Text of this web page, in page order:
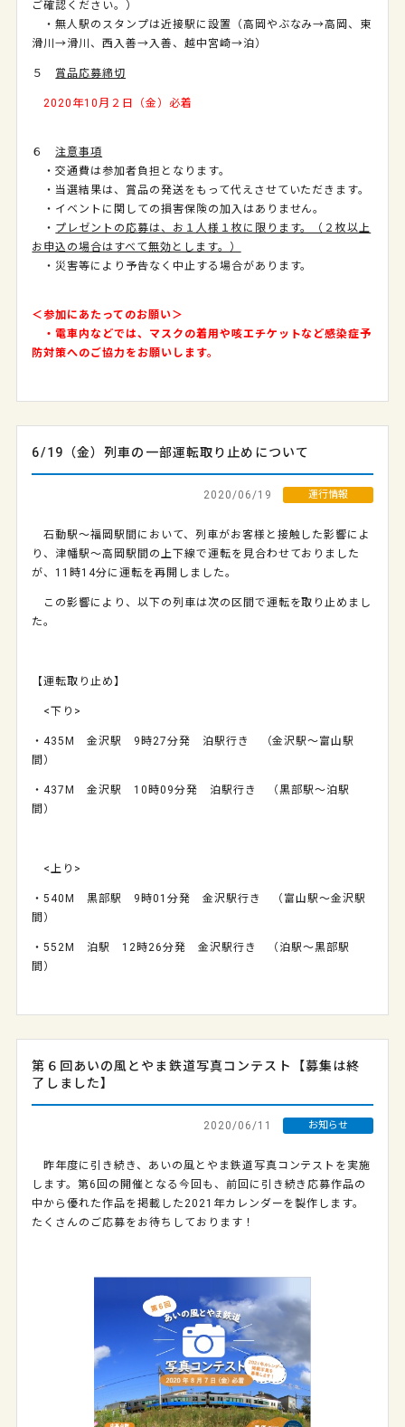
ご確認ください。）
・無人駅のスタンプは近接駅に設置（高岡やぶなみ→高岡、東
滑川→滑川、西入善→入善、越中宮崎→泊）
５ 賞品応募締切
2020年10月２日（金）必着
６注意事項
・交通費は参加者負担となります。
・当選結果は、賞品の発送をもって代えさせていただきます。
・イベントに関しての損害保険の加入はありません。
・ プレゼントの応募は、お１人様１枚に限ります。（２枚以上
お申込の場合はすべて無効とします。）
・災害等により予告なく中止する場合があります。
＜参加にあたってのお願い＞
・電車内などでは、マスクの着用や咳エチケットなど感染症予
防対策へのご協力をお願いします。
6/19（金）列車の一部運転取り止めについて
2020/06/19 運行情報
石動駅～福岡駅間において、列車がお客様と接触した影響によ
り、津幡駅～高岡駅間の上下線で運転を見合わせておりました
が、11時14分に運転を再開しました。
この影響により、以下の列車は次の区間で運転を取り止めまし
た。
【運転取り止め】
<下り>
・435M 金沢駅 9時27分発 泊駅行き （金沢駅～富山駅
間）
・437M 金沢駅 10時09分発 泊駅行き （黒部駅～泊駅
間）
<上り>
・540M 黒部駅 9時01分発 金沢駅行き （富山駅～金沢駅
間）
・552M 泊駅 12時26分発 金沢駅行き （泊駅～黒部駅
間）
第６回あいの風とやま鉄道写真コンテスト【募集は終
了しました】
2020/06/11 お知らせ
昨年度に引き続き、あいの風とやま鉄道写真コンテストを実施
します。第6回の開催となる今回も、前回に引き続き応募作品の
中から優れた作品を掲載した2021年カレンダーを製作します。
たくさんのご応募をお待ちしております！